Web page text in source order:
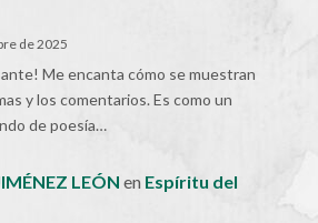
de 2025
Me encanta cómo se muestran
y los comentarios. Es como un
de poesía…
LEÓN en Espíritu del